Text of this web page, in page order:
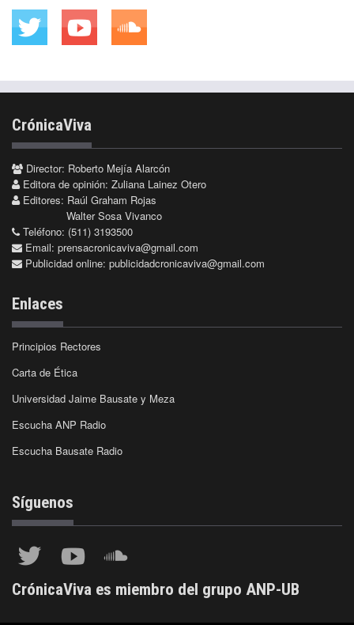
CrónicaViva
Director: Roberto Mejía Alarcón
Editora de opinión: Zuliana Lainez Otero
Editores: Raúl Graham Rojas
Walter Sosa Vivanco
Teléfono: (511) 3193500
Email: prensacronicaviva@gmail.com
Publicidad online: publicidadcronicaviva@gmail.com
Enlaces
Principios Rectores
Carta de Ética
Universidad Jaime Bausate y Meza
Escucha ANP Radio
Escucha Bausate Radio
Síguenos
CrónicaViva es miembro del grupo ANP-UB